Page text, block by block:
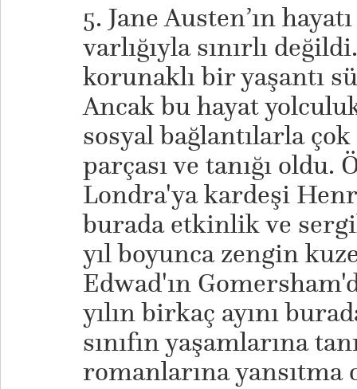
5. Jane Austen’ın
varlığıyla sınırlı
korunaklı bir yaşantı
Ancak bu hayat
sosyal bağlantılarla
parçası ve tanığı oldu.
Londra'ya kardeşi
burada etkinlik ve
yıl boyunca zengin
Edwad'ın
yılın birkaç ayını
sınıfın yaşamlarına
romanlarına yansıtma